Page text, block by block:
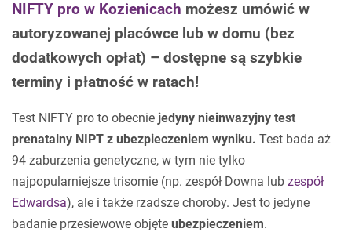
NIFTY pro w Kozienicach możesz umówić w
autoryzowanej placówce lub w domu (bez
dodatkowych opłat) – dostępne są szybkie
terminy i płatność w ratach!
Test NIFTY pro to obecnie jedyny nieinwazyjny test
prenatalny NIPT z ubezpieczeniem wyniku. Test bada aż
94 zaburzenia genetyczne, w tym nie tylko
najpopularniejsze trisomie (np. zespół Downa lub zespół
Edwardsa), ale i także rzadsze choroby. Jest to jedyne
badanie przesiewowe objęte ubezpieczeniem.